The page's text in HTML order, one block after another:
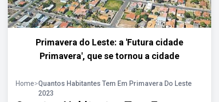
Primavera do Leste: a 'Futura cidade
Primavera', que se tornou a cidade
Home>Quantos Habitantes Tem Em Primavera Do Leste
2023